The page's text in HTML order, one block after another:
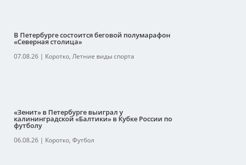
В Петербурге состоится беговой полумарафон
«Северная столица»
07.08.26| Коротко, Летние виды спорта
«Зенит» в Петербурге выиграл у
калининградской «Балтики» в Кубке России по
футболу
06.08.26| Коротко, Футбол